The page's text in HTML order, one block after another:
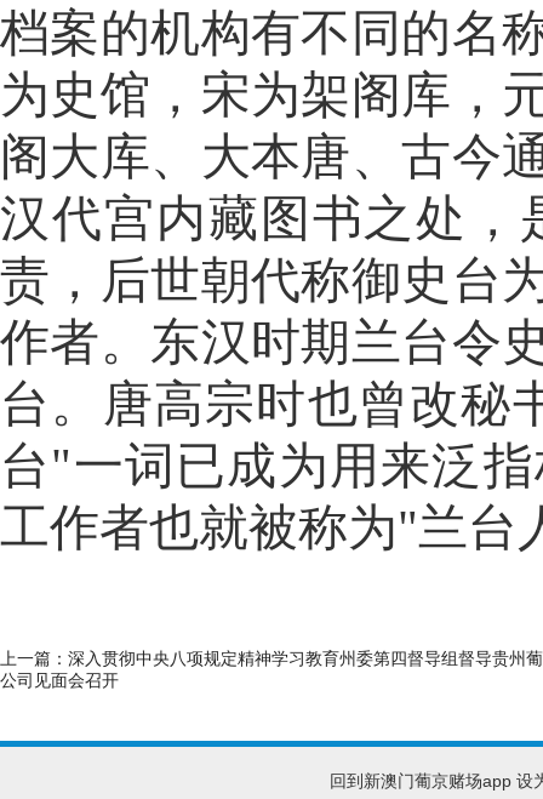
档案的机构有不同的名
为史馆，宋为架阁库，
阁大库、大本唐、古今
汉代宫内藏图书之处
责，后世朝代称御史台
作者。东汉时期兰台令
台。唐高宗时也曾改秘
台"一词已成为用来泛
工作者也就被称为"兰台
上一篇： 深入贯彻中央八项规定精神学习教育州委第四督导组督导贵州
公司见面会召开
回到新澳门葡京赌场app 设